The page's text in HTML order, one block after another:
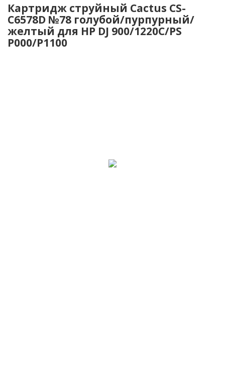
Картридж струйный Cactus CS-
C6578D №78 голубой/пурпурный/
желтый для HP DJ 900/1220C/PS
P000/P1100